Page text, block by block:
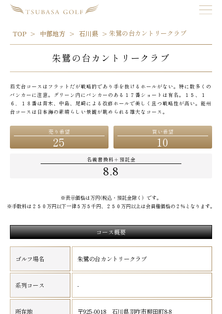
TOP 中部地方 石川県 朱鷺の台カントリークラブ
朱鷺の台カントリークラブ
眉丈台コースはフラットだが戦略的であり手を抜けるホールがない。特に数多くの
バンカーに注意。グリーン内にバンカーのある１７番ショートは有名。１５、１
６，１８番は青木、中島、尾崎による改修ホールで美しく且つ戦略性が高い。能州
台コースは日本海の素晴らしい景観が眺められる雄大なコース。
売り希望
25
買い希望
10
名義書換料＋預託金
8.8
※表示価格は万円(税込・預託金除く）です。
※手数料は２５０万円以下一律５万５千円、２５０万円以上は会員権価格の２％となります。
コース概要
ゴルフ場名 朱鷺の台カントリークラブ
系列コース -
所在地 〒925-0018 石川県羽咋市柳田町8-8